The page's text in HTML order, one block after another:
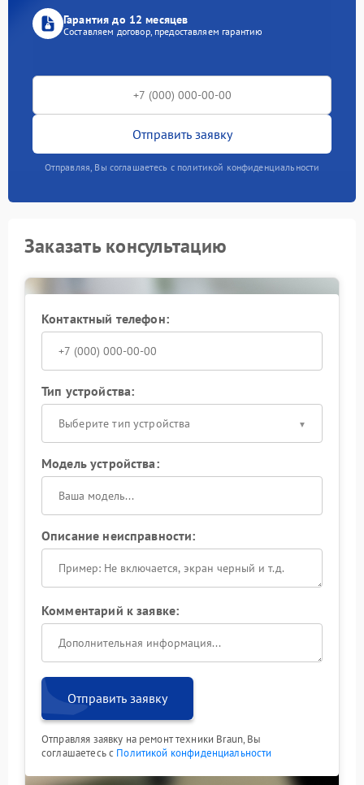
Гарантия до 12 месяцев
Составляем договор, предоставляем гарантию
Отправить заявку
Отправляя, Вы соглашаетесь с политикой конфиденциальности
Заказать консультацию
Контактный телефон:
Тип устройства:
Выберите тип устройства
Модель устройства:
Описание неисправности:
Комментарий к заявке:
Отправить заявку
Отправляя заявку на ремонт техники Braun, Вы
соглашаетесь с Политикой конфиденциальности